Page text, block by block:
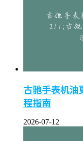
古驰手表机油
程指南
2026-07-12